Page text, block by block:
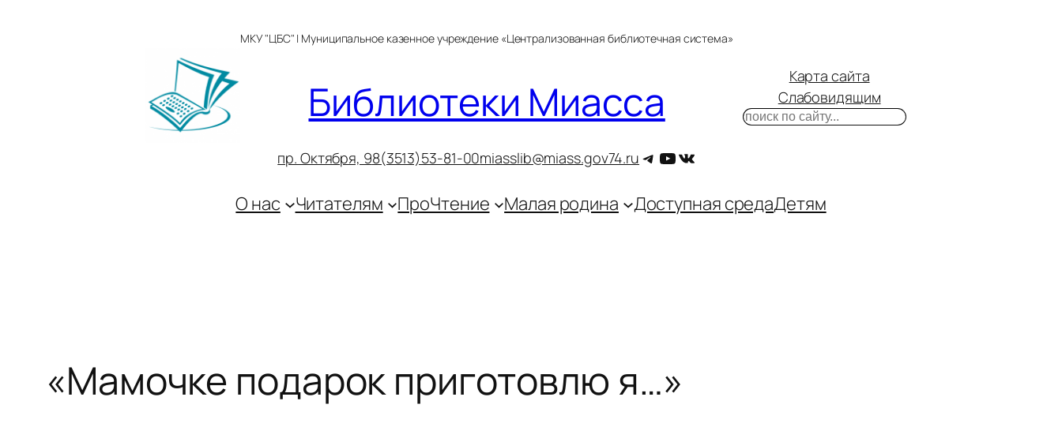
МКУ "ЦБС" | Муниципальное казенное учреждение «Централизованная библиотечная система»
Библиотеки Миасса
пр. Октября, 98(3513)53-81-00miasslib@miass.gov74.ru Telegram
YouTube
ВКонтакте
Карта сайта
Слабовидящим
Поиск
О нас Читателям ПроЧтение Малая родина Доступная средаДетям
«Мамочке подарок приготовлю я…»